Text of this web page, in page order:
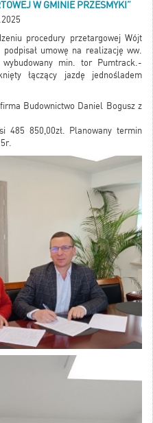
W GMINIE PRZESMYKI”
procedury przetargowej Wójt
umowę na realizację ww.
min. tor Pumtrack.-
łączący jazdę jednośladem
Budownictwo Daniel Bogusz z
485 850,00zł. Planowany termin